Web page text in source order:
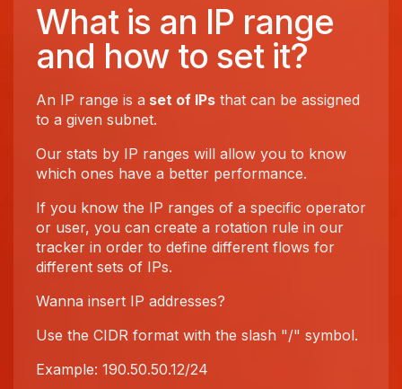
What is an IP range
and how to set it?
An IP range is a set of IPs that can be assigned
to a given subnet.
Our stats by IP ranges will allow you to know
which ones have a better performance.
If you know the IP ranges of a specific operator
or user, you can create a rotation rule in our
tracker in order to define different flows for
different sets of IPs.
Wanna insert IP addresses?
Use the CIDR format with the slash "/" symbol.
Example: 190.50.50.12/24